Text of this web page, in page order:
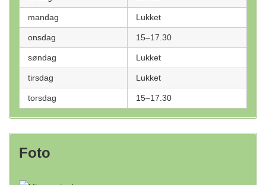
mandag Lukket
onsdag 15–17.30
søndag Lukket
tirsdag Lukket
torsdag 15–17.30
Foto